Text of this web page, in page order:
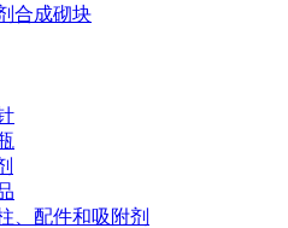
合成砌块
、配件和吸附剂